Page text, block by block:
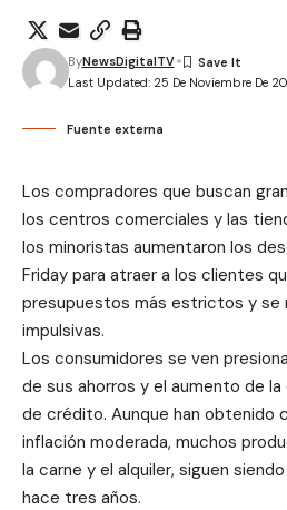
Last Updated: 25 De Noviembre De
ByNewsDigitalTV
Fuente externa
Los compradores que buscan
los centros comerciales y las
los minoristas aumentaron los
Friday para atraer a los clientes
presupuestos más estrictos y se
impulsivas.
Los consumidores se ven
de sus ahorros y el aumento de
de crédito. Aunque han obtenido
inflación moderada, muchos
la carne y el alquiler, siguen
hace tres años.